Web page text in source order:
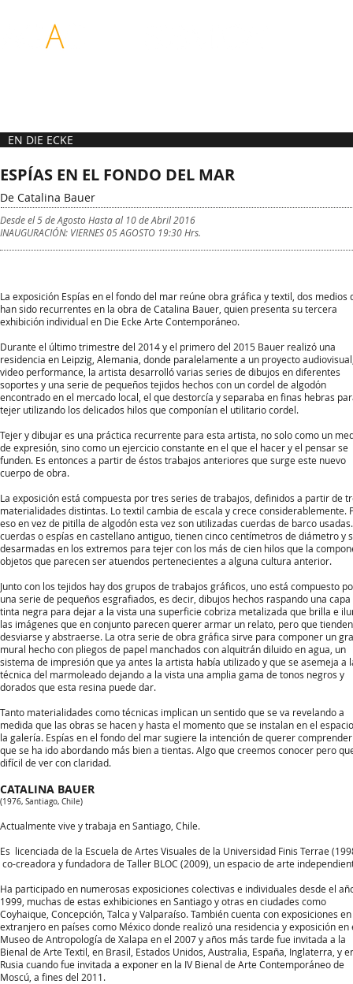
EN DIE ECKE
ESPÍAS EN EL FONDO DEL MAR
De Catalina Bauer
Desde el 5de Agosto Hasta al 10 de Abril 2016
INAUGURACIÓN: VIERNES 05 AGOSTO 19:30 Hrs.
La exposición Espías en el fondo del mar reúne obra gráfica y textil, dos medios
han sido recurrentes en la obra de Catalina Bauer, quien presenta su tercera
exhibición individual en Die Ecke Arte Contemporáneo.
Durante el último trimestre del 2014 y el primero del 2015 Bauer realizó una
residencia en Leipzig, Alemania, donde paralelamente a un proyecto
video performance, la artista desarrolló varias series de dibujos en diferentes
soportes y una serie de pequeños tejidos hechos con un cordel de algodón
encontrado en el mercado local, el que destorcía y separaba en finas hebras
tejer utilizando los delicados hilos que componían el utilitario cordel.
Tejer y dibujar es una práctica recurrente para esta artista, no solo como un
de expresión, sino como un ejercicio constante en el que el hacer y el pensar se
funden. Es entonces a partir de éstos trabajos anteriores que surge este nuevo
cuerpo de obra.
La exposición está compuesta por tres series de trabajos, definidos a partir de
materialidades distintas. Lo textil cambia de escala y crece considerablemente.
eso en vez de pitilla de algodón esta vez son utilizadas cuerdas de barco
cuerdas o espías en castellano antiguo, tienen cinco centímetros de diámetro y
desarmadas en los extremos para tejer con los más de cien hilos que la
objetos que parecen ser atuendos pertenecientes a alguna cultura anterior.
Junto con los tejidos hay dos grupos de trabajos gráficos, uno está compuesto
una serie de pequeños esgrafiados, es decir, dibujos hechos raspando una capa
tinta negra para dejar a la vista una superficie cobriza metalizada que brilla e
las imágenes que en conjunto parecen querer armar un relato, pero que
desviarse y abstraerse. La otra serie de obra gráfica sirve para componer un
mural hecho con pliegos de papel manchados con alquitrán diluido en agua, un
sistema de impresión que ya antes la artista había utilizado y que se asemeja a
técnica del marmoleado dejando a la vista una amplia gama de tonos negros y
dorados que esta resina puede dar.
Tanto materialidades como técnicas implican un sentido que se va revelando a
medida que las obras se hacen y hasta el momento que se instalan en el
la galería. Espías en el fondo del mar sugiere la intención de querer
que se ha ido abordando más bien a tientas. Algo que creemos conocer pero
difícil de ver con claridad.
CATALINA BAUER
(1976, Santiago, Chile)
Actualmente vive y trabaja en Santiago, Chile.
Es licenciada de la Escuela de Artes Visuales de la Universidad Finis Terrae
co-creadora y fundadora de Taller BLOC (2009), un espacio de arte
Ha participado en numerosas exposiciones colectivas e individuales desde el
1999, muchas de estas exhibiciones en Santiago y otras en ciudades como
Coyhaique, Concepción, Talca y Valparaíso. También cuenta con exposiciones
extranjero en países como México donde realizó una residencia y exposición en
Museo de Antropología de Xalapa en el 2007 y años más tarde fue invitada a la
Bienal de Arte Textil, en Brasil, Estados Unidos, Australia, España, Inglaterra, y
Rusia cuando fue invitada a exponer en la IV Bienal de Arte Contemporáneo de
Moscú, a fines del 2011.